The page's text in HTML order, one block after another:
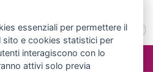
-Privacy
essenziali per permettere il
sito e cookies statistici per
interagiscono con lo
attivi solo previa